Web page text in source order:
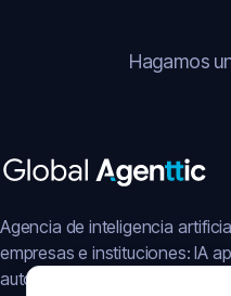
Hagamos
Agencia de inteligencia
empresas e instituciones: IA
automatización, plataformas y